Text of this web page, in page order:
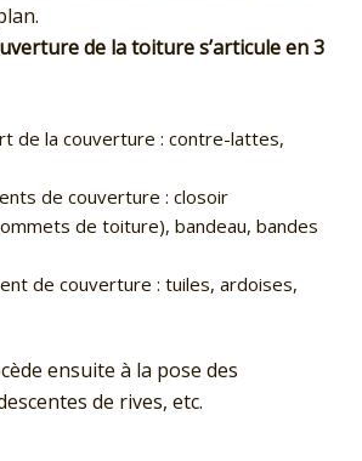
de la toiture s’articule en 3
de la couverture : contre-lattes,
de couverture : closoir
de toiture), bandeau, bandes
de couverture : tuiles, ardoises,
ensuite à la pose des
de rives, etc.